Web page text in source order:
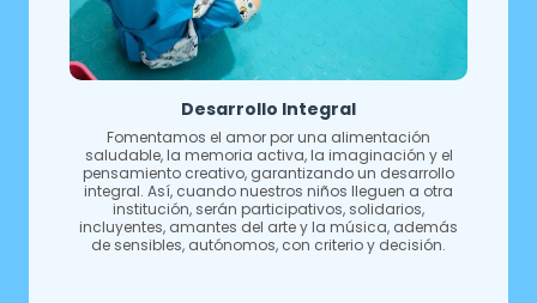
Desarrollo Integral
Fomentamos el amor por una alimentación
saludable, la memoria activa, la imaginación y el
pensamiento creativo, garantizando un desarrollo
integral. Así, cuando nuestros niños lleguen a otra
institución, serán participativos, solidarios,
incluyentes, amantes del arte y la música, además
de sensibles, autónomos, con criterio y decisión.